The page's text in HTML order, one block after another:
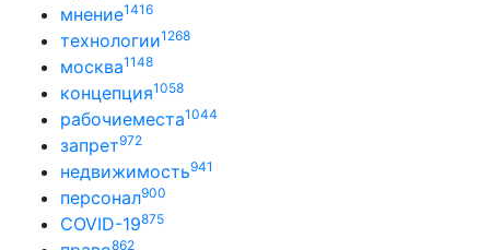
мнение1416
технологии1268
москва1148
концепция1058
рабочиеместа1044
запрет972
недвижимость941
персонал900
COVID-19875
862